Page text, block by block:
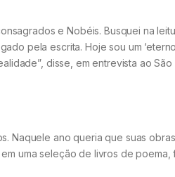
e Nobéis. Busquei na
pela escrita. Hoje sou um
disse, em entrevista ao São
Naquele ano queria que suas
uma seleção de livros de poema,